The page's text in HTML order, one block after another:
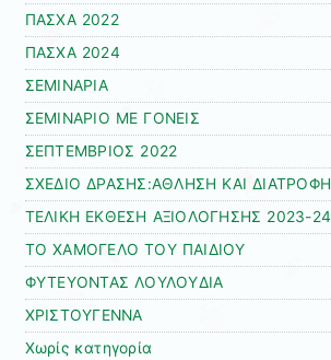
ΠΑΣΧΑ 2022
ΠΑΣΧΑ 2024
ΣΕΜΙΝΑΡΙΑ
ΣΕΜΙΝΑΡΙΟ ΜΕ ΓΟΝΕΙΣ
ΣΕΠΤΕΜΒΡΙΟΣ 2022
ΣΧΕΔΙΟ ΔΡΑΣΗΣ:ΑΘΛΗΣΗ ΚΑΙ ΔΙΑΤΡΟΦΗ
ΤΕΛΙΚΗ ΕΚΘΕΣΗ ΑΞΙΟΛΟΓΗΣΗΣ 2023-24
ΤΟ ΧΑΜΟΓΕΛΟ ΤΟΥ ΠΑΙΔΙΟΥ
ΦΥΤΕΥΟΝΤΑΣ ΛΟΥΛΟΥΔΙΑ
ΧΡΙΣΤΟΥΓΕΝΝΑ
Χωρίς κατηγορία